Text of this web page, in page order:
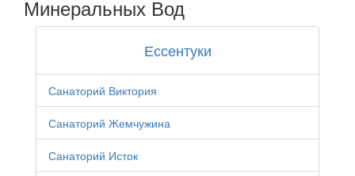
Минеральных Вод
Ессентуки
Санаторий Виктория
Санаторий Жемчужина
Санаторий Исток